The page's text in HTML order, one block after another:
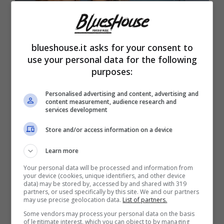
Naike Rivelli ed Ornella Muti (Blueshouse.it)
blueshouse.it asks for your consent to
use your personal data for the following
purposes:
Personalised advertising and content, advertising and
content measurement, audience research and
services development
Store and/or access information on a device
Learn more
Your personal data will be processed and information from
your device (cookies, unique identifiers, and other device
data) may be stored by, accessed by and shared with 319
partners, or used specifically by this site. We and our partners
may use precise geolocation data. List of partners.
Some vendors may process your personal data on the basis
of legitimate interest, which you can object to by managing